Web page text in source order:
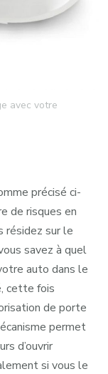
avec votre
précisé ci-
de risques en
résidez sur le
savez à quel
auto dans le
cette fois
de porte
permet
d’ouvrir
si vous le